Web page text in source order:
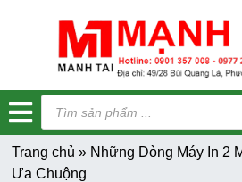
Tìm
kiếm
sản
phẩm
Trang chủ » Những Dòng Máy In 2
Ưa Chuộng